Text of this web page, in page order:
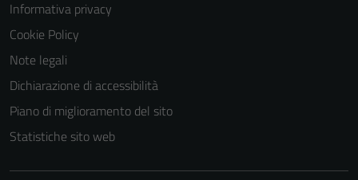
Informativa privacy
Cookie Policy
Note legali
Dichiarazione di accessibilità
Piano di miglioramento del sito
Statistiche sito web